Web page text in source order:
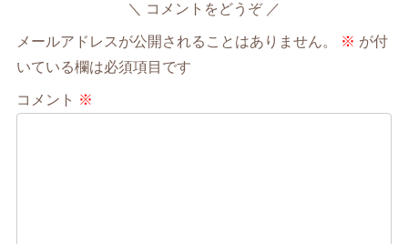
コメントをどうぞ
メールアドレスが公開されることはありません。 ※ が付
いている欄は必須項目です
コメント ※